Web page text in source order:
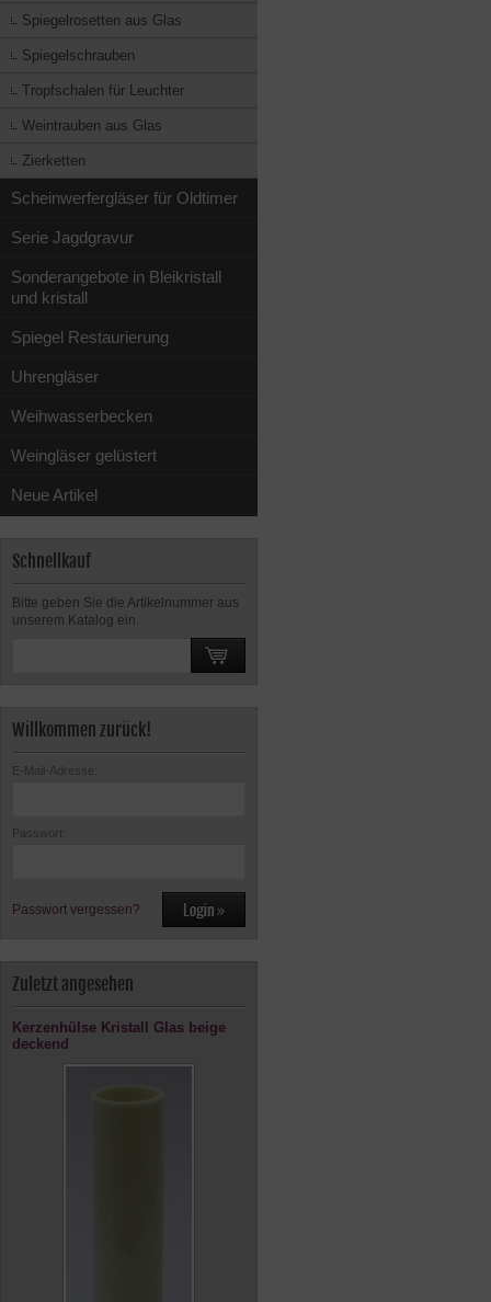
Spiegelrosetten aus Glas
Spiegelschrauben
Tropfschalen für Leuchter
Weintrauben aus Glas
Zierketten
Scheinwerfergläser für Oldtimer
Serie Jagdgravur
Sonderangebote in Bleikristall
und kristall
Spiegel Restaurierung
Uhrengläser
Weihwasserbecken
Weingläser gelüstert
Neue Artikel
Schnellkauf
Bitte geben Sie die Artikelnummer aus
unserem Katalog ein.
Willkommen zurück!
E-Mail-Adresse:
Passwort:
Passwort vergessen?
Zuletzt angesehen
Kerzenhülse Kristall Glas beige
deckend